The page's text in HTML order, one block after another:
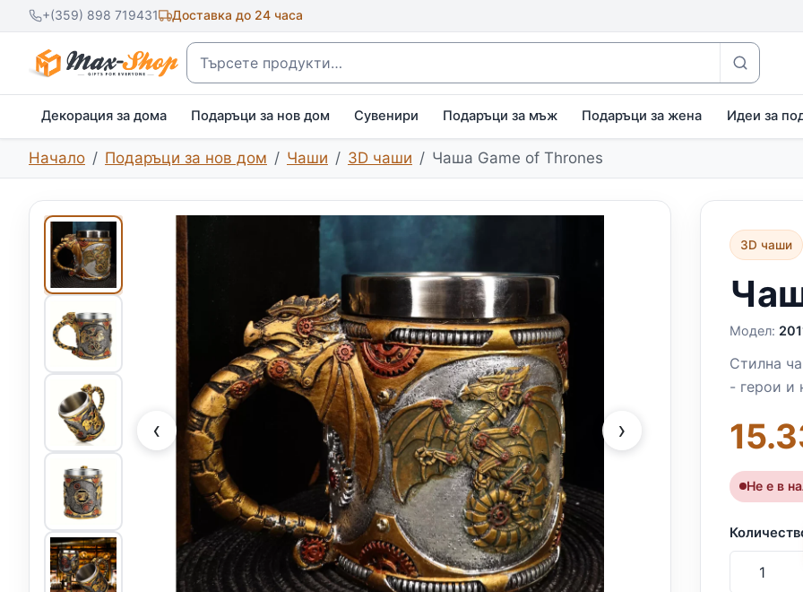
+(359) 898 719431 Доставка до 24 часа
Търсене
Декорация за дома Подаръци за нов дом Сувенири Подаръци за мъж Подаръци за жена Идеи за
Начало Подаръци за нов дом Чаши 3D чаши Чаша Game of Thrones
‹ ›
3D чаши
Модел:
Стилна
- герои и
Не е в